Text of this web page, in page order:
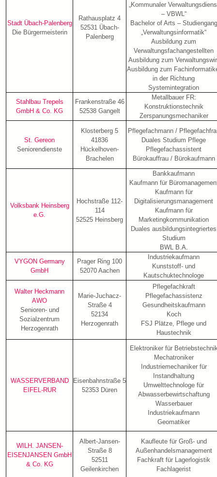
Stadt Übach-Palenberg
Die Bürgermeisterin
Rathausplatz 4
52531 Übach-
Palenberg
„Kommunaler
– VBWL“
Bachelor of Arts – Studiengang
„Verwaltungsinformatik“
Ausbildung zum
Verwaltungsfachangestellten
Ausbildung zum
Ausbildung zum
in der Richtung
Systemintegration
Stahlbau Trepels
GmbH & Co. KG
Frankenstraße 46
52538 Gangelt
Metallbauer FR:
Konstruktionstechnik
Zerspanungsmechaniker
St. Gereon
Seniorendienste
Klosterberg 5
41836
Hückelhoven-
Brachelen
Pflegefachmann /
Duales Studium Pflege
Pflegefachassistent
Bürokauffrau / Bürokaufmann
Volksbank Heinsberg
e.G.
Hochstraße 112-
114
52525 Heinsberg
Bankkaufmann
Kaufmann für
Kaufmann für
Digitalisierungsmanagement
Kaufmann für
Marketingkommunikation
Duales ausbildungsintegriertes
Studium
BWL B.A.
VYGON Germany
GmbH
Prager Ring 100
52070 Aachen
Industriekaufmann
Kunststoff- und
Kautschuktechnologe
Walter Heckmann
AWO
Senioren- und
Sozialzentrum
Herzogenrath
Marie-Juchacz-
Straße 4
52134
Herzogenrath
Pflegefachkraft
Pflegefachassistenz
Gesundheitskaufmann
Koch
FSJ Plätze, Pflege und
Haustechnik
WASSERVERBAND
EIFEL-RUR
Eisenbahnstraße 5
52353 Düren
Elektroniker für
Mechatroniker
Industriemechaniker für
Instandhaltung
Umwelttechnologe für
Abwasserbewirtschaftung
Wasserbauer
Industriekaufmann
Geomatiker
WILH. JANSEN-
EISENJANSEN GmbH
& Co. KG
Albert-Jansen-
Straße 8
52511
Geilenkirchen
Kaufleute für Groß- und
Außenhandelsmanagement
Fachkraft für Lagerlogistik
Fachlagerist